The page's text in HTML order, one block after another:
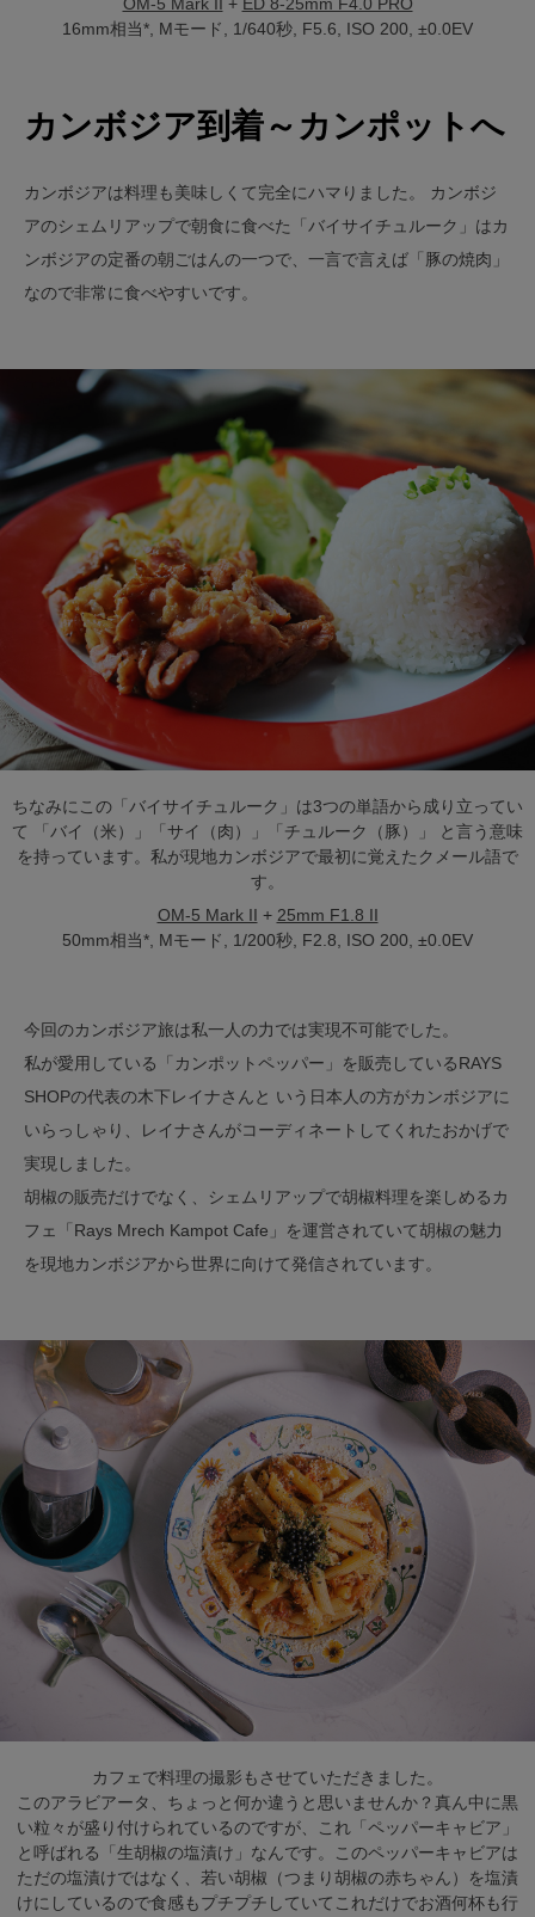
16mm相当*, Mモード, 1/640秒, F5.6, ISO 200, ±0.0EV
カンボジア到着～カンポットへ
カンボジアは料理も美味しくて完全にハマりました。 カンボジ
アのシェムリアップで朝食に食べた「バイサイチュルーク」はカ
ンボジアの定番の朝ごはんの一つで、一言で言えば「豚の焼肉」
なので非常に食べやすいです。
ちなみにこの「バイサイチュルーク」は3つの単語から成り立ってい
て 「バイ（米）」「サイ（肉）」「チュルーク（豚）」 と言う意味
を持っています。私が現地カンボジアで最初に覚えたクメール語で
す。
OM-5 Mark II + 25mm F1.8 II
50mm相当*, Mモード, 1/200秒, F2.8, ISO 200, ±0.0EV
今回のカンボジア旅は私一人の力では実現不可能でした。
私が愛用している「カンポットペッパー」を販売しているRAYS
SHOPの代表の木下レイナさんと いう日本人の方がカンボジアに
いらっしゃり、レイナさんがコーディネートしてくれたおかげで
実現しました。
胡椒の販売だけでなく、シェムリアップで胡椒料理を楽しめるカ
フェ「Rays Mrech Kampot Cafe」を運営されていて胡椒の魅力
を現地カンボジアから世界に向けて発信されています。
カフェで料理の撮影もさせていただきました。
このアラビアータ、ちょっと何か違うと思いませんか？真ん中に黒
い粒々が盛り付けられているのですが、これ「ペッパーキャビア」
と呼ばれる「生胡椒の塩漬け」なんです。このペッパーキャビアは
ただの塩漬けではなく、若い胡椒（つまり胡椒の赤ちゃん）を塩漬
けにしているので食感もプチプチしていてこれだけでお酒何杯も行